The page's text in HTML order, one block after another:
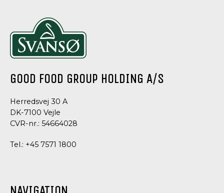
GOOD FOOD GROUP HOLDING A/S
Herredsvej 30 A
DK-7100 Vejle
CVR-nr.: 54664028
Tel.: +45 7571 1800